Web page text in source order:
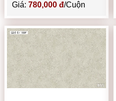
Giá:780,000 đ/Cuộn